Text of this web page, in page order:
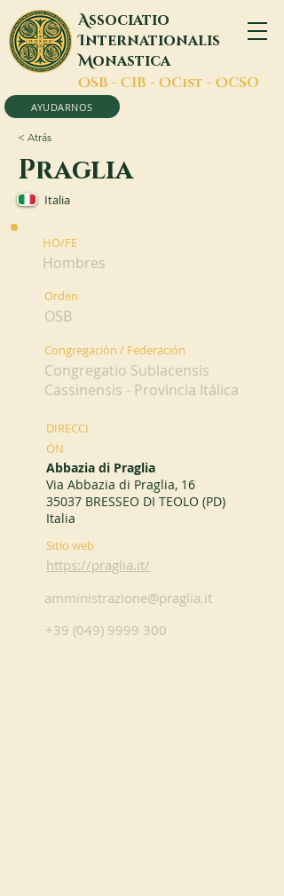
Associatio
Internationalis
Monastica
OSB - CIB - OCist - OCSO
AYUDARNOS
< Atrás
Praglia
Italia
HO/FE
Hombres
Orden
OSB
Congregación / Federación
Congregatio Sublacensis
Cassinensis - Provincia Itálica
DIRECCI
ÓN
Abbazia di Praglia
Via Abbazia di Praglia, 16
35037 BRESSEO DI TEOLO (PD)
Italia
Sitio web
https://praglia.it/
amministrazione@praglia.it
+39 (049) 9999 300